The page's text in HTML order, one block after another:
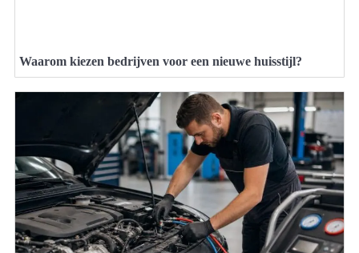
Waarom kiezen bedrijven voor een nieuwe huisstijl?